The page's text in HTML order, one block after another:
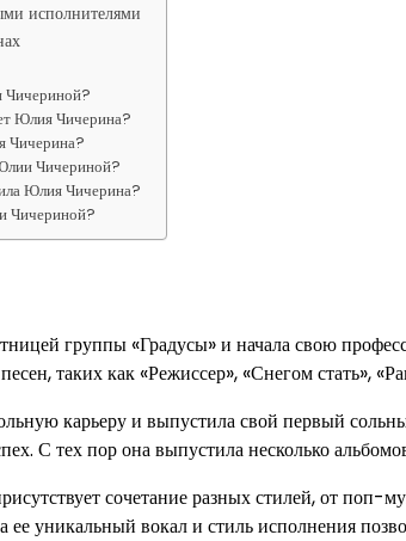
исполнителями
Чичериной?
Юлия Чичерина?
Чичерина?
Чичериной?
Юлия Чичерина?
Чичериной?
группы «Градусы» и начала свою
таких как «Режиссер», «Снегом стать»,
карьеру и выпустила свой первый
С тех пор она выпустила несколько
сочетание разных стилей, от
уникальный вокал и стиль исполнения